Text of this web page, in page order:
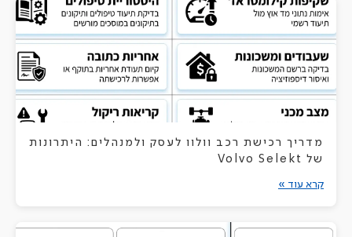
מדריך רכישת רכב וולוו לעסק ולמנהלים: היתרונות
של Volvo Selekt
קרא עוד »